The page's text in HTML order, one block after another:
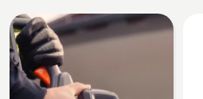
Učitaj
sve
proizvode